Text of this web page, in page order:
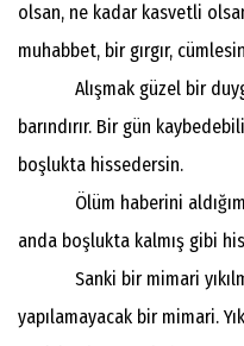
olsan, ne kadar kasvetli
muhabbet, bir gırgır,
Alışmak güzel bir
barındırır. Bir gün
boşlukta hissedersin.
Ölüm haberini
anda boşlukta kalmış gibi
Sanki bir mimari
yapılamayacak bir mimari.